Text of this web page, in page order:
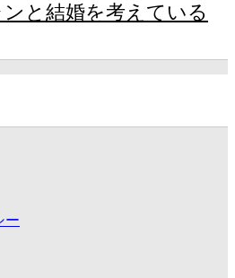
と結婚を考えている
ー